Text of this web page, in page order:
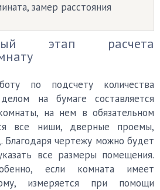
замер расстояния
этап расчета
по подсчету количества
на бумаге составляется
на нем в обязательном
все ниши, дверные проемы,
Благодаря чертежу можно будет
все размеры помещения.
если комната имеет
измеряется при помощи